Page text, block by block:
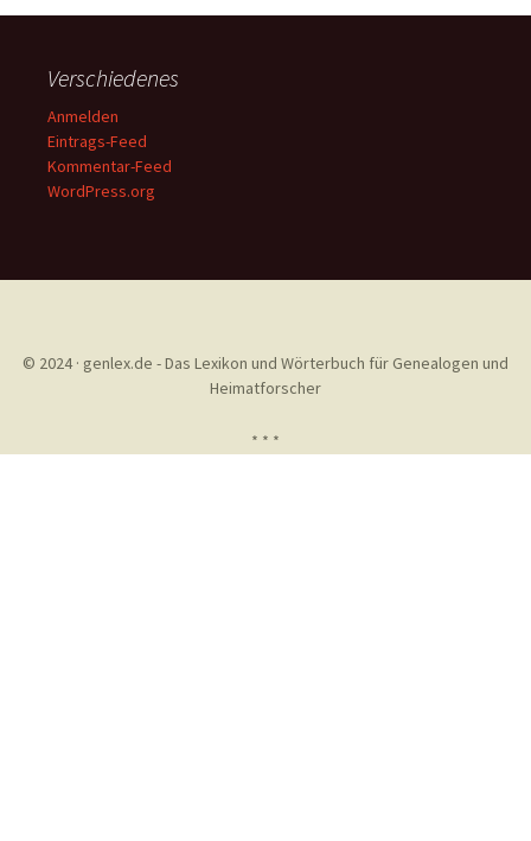
Verschiedenes
Anmelden
Eintrags-Feed
Kommentar-Feed
WordPress.org
© 2024 · genlex.de - Das Lexikon und Wörterbuch für Genealogen und
Heimatforscher
* * *